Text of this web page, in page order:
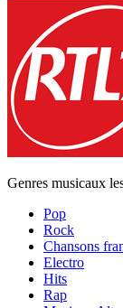
Genres musicaux
Pop
Rock
Chansons
Electro
Hits
Rap